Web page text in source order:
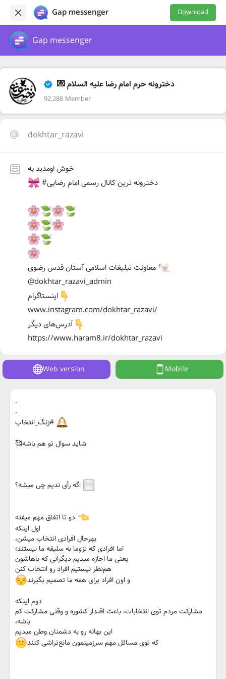
Gap messenger Download
Gap messenger
💌 دخترونه حرم امام رضا علیه السلام
92,288 Member
dokhtar_razavi
خوش اومدید به
#دخترونه‌ ترین کانال رسمی امام رضایی
@dokhtar_razavi_admin
اینستاگرام
www.instagram.com/dokhtar_razavi/
آدرس‌های دیگر
https://www.haram8.ir/dokhtar_razavi
Web version Mobile
.
.
#زنگ_انتخاب
شاید سوال تو هم باشه🥰
اگه رأی ندیم چی میشه؟
دو تا اتفاق مهم میفته
اول اینکه
بهرحال افرادی انتخاب میشن،
اما افرادی که لزوما به سلیقه ما نیستند؛
یعنی ما اجازه میدیم دیگرانی که باهاشون
هم‌نظر نیستیم افراد رو انتخاب کنن
و اون افراد برای همه ما تصمیم بگیرند
دوم اینکه
مشارکت مردم توی انتخابات، باعث اقتدار کشوره و وقتی مشارکت کم
باشه،
این بهانه رو به دشمنان وطن میدیم
که توی مسائل مهم سرزمینمون مانع‌تراشی کنند